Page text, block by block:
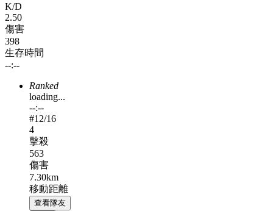
K/D
2.50
傷害
398
生存時間
--:--
Ranked
loading...
--:--
#12/16
4
擊殺
563
傷害
7.30km
移動距離
查看隊友